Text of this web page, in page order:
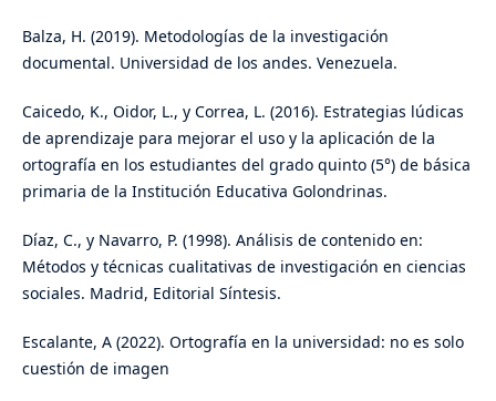
Balza, H. (2019). Metodologías de la investigación
documental. Universidad de los andes. Venezuela.
Caicedo, K., Oidor, L., y Correa, L. (2016). Estrategias lúdicas
de aprendizaje para mejorar el uso y la aplicación de la
ortografía en los estudiantes del grado quinto (5°) de básica
primaria de la Institución Educativa Golondrinas.
Díaz, C., y Navarro, P. (1998). Análisis de contenido en:
Métodos y técnicas cualitativas de investigación en ciencias
sociales. Madrid, Editorial Síntesis.
Escalante, A (2022). Ortografía en la universidad: no es solo
cuestión de imagen